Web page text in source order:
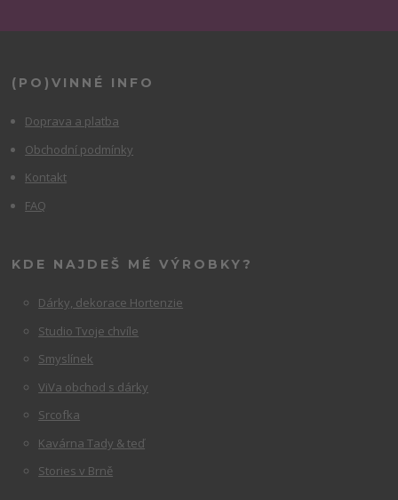
(PO)VINNÉ INFO
Doprava a platba
Obchodní podmínky
Kontakt
FAQ
KDE NAJDEŠ MÉ VÝROBKY?
Dárky, dekorace Hortenzie
Studio Tvoje chvíle
Smyslínek
ViVa obchod s dárky
Srcofka
Kavárna Tady & teď
Stories v Brně